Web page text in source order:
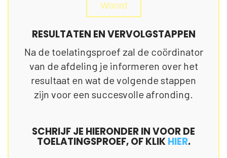
Woord
RESULTATEN EN VERVOLGSTAPPEN
Na de toelatingsproef zal de coördinator
van de afdeling je informeren over het
resultaat en wat de volgende stappen
zijn voor een succesvolle afronding.
SCHRIJF JE HIERONDER IN VOOR DE
TOELATINGSPROEF, OF KLIKHIER.